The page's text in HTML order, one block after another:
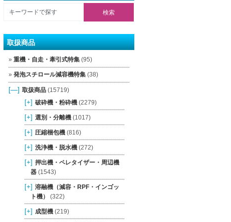
取扱商品
重機・自走・牽引式特集(95)
発泡スチロール減容機特集(38)
[—] 取扱商品(15719)
[+] 破砕機・粉砕機(2279)
[+] 選別・分離機(1017)
[+] 圧縮梱包機(816)
[+] 洗浄機・脱水機(272)
[+] 押出機・ペレタイザー・周辺機
器(1543)
[+] 溶融機（減容・RPF・インゴッ
ト機）
(322)
[+] 成型機(219)